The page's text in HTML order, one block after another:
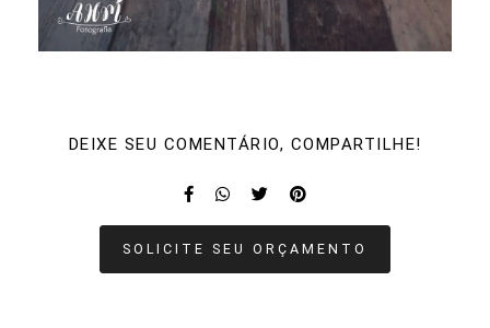
DEIXE SEU COMENTÁRIO, COMPARTILHE!
SOLICITE SEU ORÇAMENTO